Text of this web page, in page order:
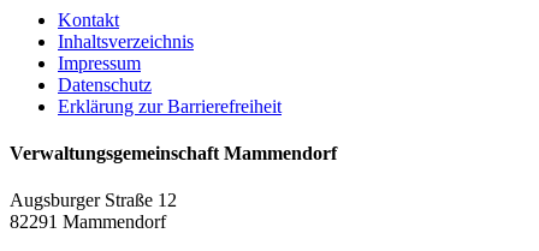
Kontakt
Inhaltsverzeichnis
Impressum
Datenschutz
Erklärung zur Barrierefreiheit
Verwaltungsgemeinschaft Mammendorf
Augsburger Straße 12
82291 Mammendorf